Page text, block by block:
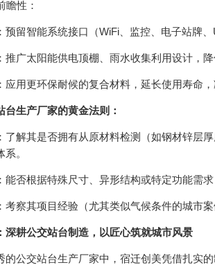
性：
智能系统接口（WiFi、监控、电子站牌、
太阳能供电顶棚、雨水收集利用设计，降
更环保耐候的复合材料，延长使用寿命，
台生产厂家的黄金法则：
其是否拥有从原材料检测（如钢材锌层厚
。
根据特殊尺寸、异形结构或特定功能需求
其项目经验（尤其类似气候条件的城市案
深耕公交站台制造，以匠心筑就城市风景
交站台生产厂家中，宿迁创美凭借扎实的